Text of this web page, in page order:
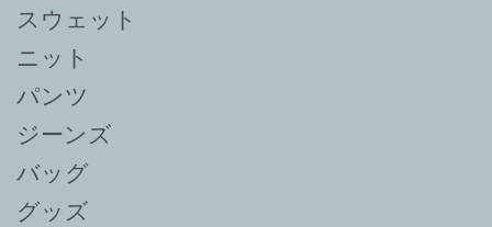
スウェット
ニット
パンツ
ジーンズ
バッグ
グッズ